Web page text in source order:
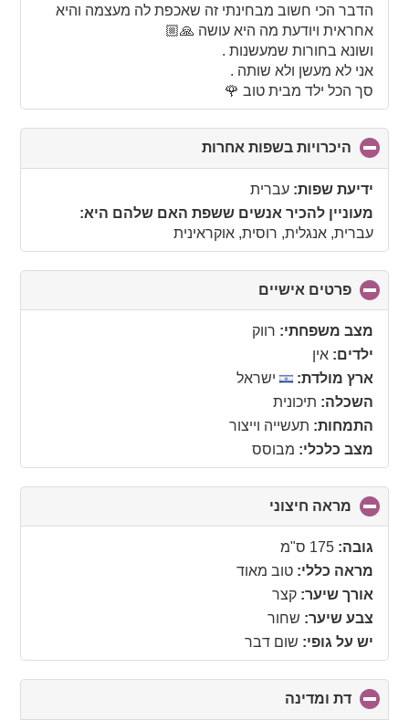
הדבר הכי חשוב מבחינתי זה שאכפת לה מעצמה והיא
אחראית ויודעת מה היא עושה 🙏🏼
ושונא בחורות שמעשנות .
אני לא מעשן ולא שותה .
סך הכל ילד מבית טוב 🌹
היכרויות בשפות אחרות
to
ידיעת שפות: עברית
מעוניין להכיר אנשים ששפת האם שלהם היא:
עברית, אנגלית, רוסית, אוקראינית
פרטים אישיים
to
collapse
מצב משפחתי: רווק
ילדים: אין
ארץ מולדת:
ישראל
השכלה: תיכונית
התמחות: תעשייה וייצור
מצב כלכלי: מבוסס
מראה חיצוני
to
גובה: 175 ס"מ
מראה כללי: טוב מאוד
אורך שיער: קצר
צבע שיער: שחור
יש על גופי: שום דבר
דת ומדינה